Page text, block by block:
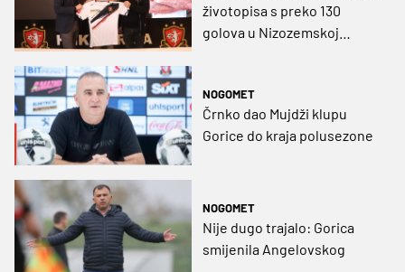
životopisa s preko 130
golova u Nizozemskoj
NOGOMET
Črnko dao Mujdži klupu
Gorice do kraja polusezone
NOGOMET
Nije dugo trajalo: Gorica
smijenila Angelovskog